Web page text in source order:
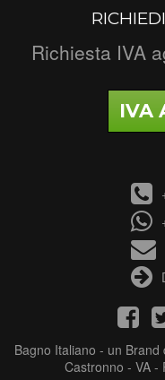
Richiesta IVA
IVA
Bagno Italiano - un Brand
Castronno - VA -